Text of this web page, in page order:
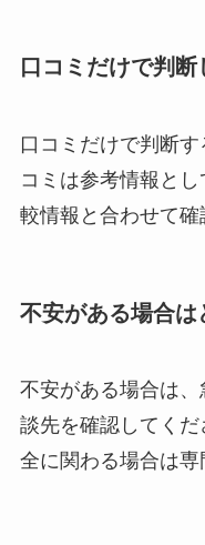
口コミだけで判断
口コミだけで判断
コミは参考情報と
較情報と合わせて確
不安がある場合は
不安がある場合は
談先を確認してく
全に関わる場合は専